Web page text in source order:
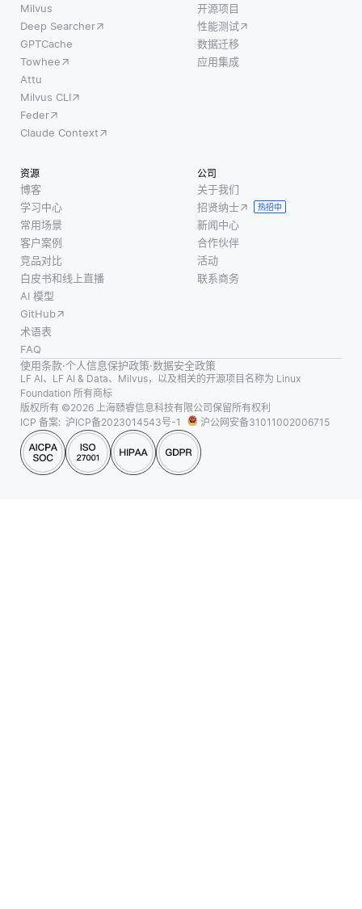
Milvus
Deep Searcher
GPTCache
Towhee
Attu
Milvus CLI
Feder
Claude Context
开源项目
性能测试
数据迁移
应用集成
资源
博客
学习中心
常用场景
客户案例
竞品对比
白皮书和线上直播
AI 模型
GitHub
术语表
FAQ
公司
关于我们
招贤纳士
热招中
新闻中心
合作伙伴
活动
联系商务
使用条款·个人信息保护政策·数据安全政策
LF AI、LF AI & Data、Milvus，以及相关的开源项目名称为 Linux
Foundation 所有商标
版权所有 ©2026 上海赜睿信息科技有限公司保留所有权利
ICP 备案: 沪ICP备2023014543号-1 沪公网安备31011002006715